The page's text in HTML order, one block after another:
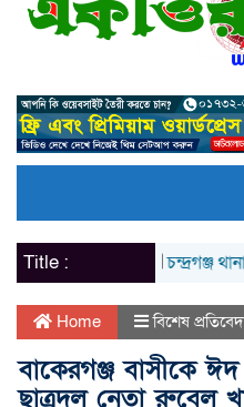
Title :
চন্দ্রগঞ্জ থানা
Home বিশেষ
বাকেরগঞ্জ বাসীকে
ছাত্রদল নেতা রুবেল